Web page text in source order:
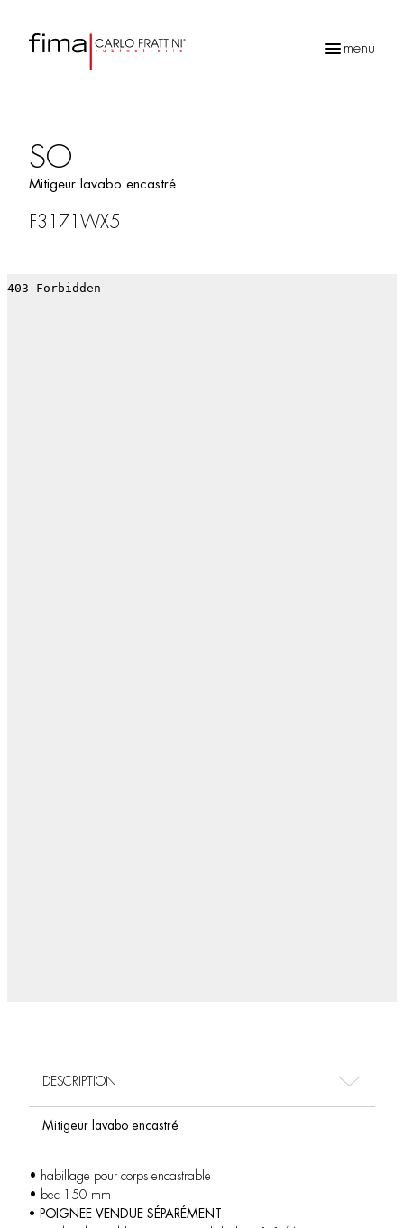
menu
SO
Mitigeur lavabo encastré
F3171WX5
DESCRIPTION
Mitigeur lavabo encastré
• habillage pour corps encastrable
• bec 150 mm
• POIGNEE VENDUE SÉPARÉMENT